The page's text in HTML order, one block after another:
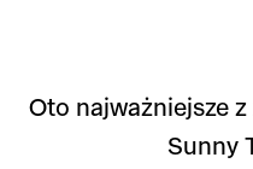
Oto najważniejsze
Sunny